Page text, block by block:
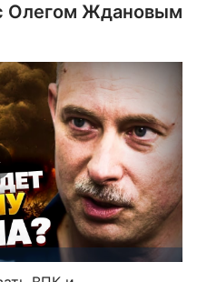
Олегом Ждановым